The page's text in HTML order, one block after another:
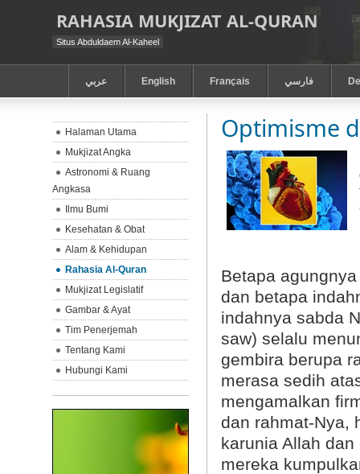
RAHASIA MUKJIZAT AL-QURAN
Situs Abduldaem Al-Kaheel
عربي English Français فارسي
Optimisme
Betapa
dan betapa
indahnya sabda
saw) selalu
gembira berupa
merasa sedih
mengamalkan
dan rahmat-Nya,
karunia Allah
mereka
Halaman Utama
Mukjizat Angka
Astronomi & Ruang
Angkasa
Ilmu Bumi
Kesehatan & Obat
Alam & Kehidupan
Rahasia Al-Quran
Mukjizat Legislatif
Gambar & Ayat
Tim Penerjemah
Tentang Kami
Hubungi Kami